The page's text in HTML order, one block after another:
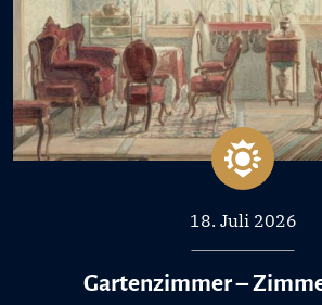
18. Juli 2026
Gartenzimmer –